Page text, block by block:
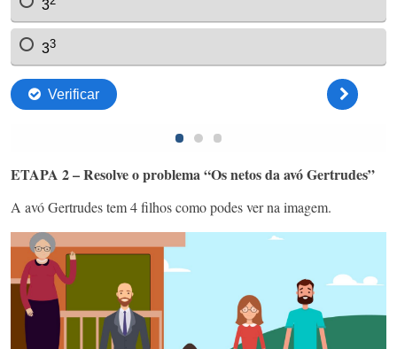
ETAPA 2 – Resolve o problema “Os netos da avó Gertrudes”
A avó Gertrudes tem 4 filhos como podes ver na imagem.